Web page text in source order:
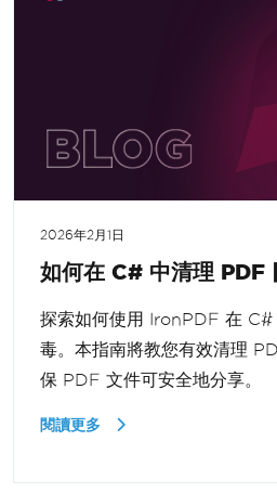
2026年2月1日
如何在 C# 中清理
探索如何使用 IronPDF 在
毒。本指南將教您有效清理
保 PDF 文件可安全地分享。
閱讀更多